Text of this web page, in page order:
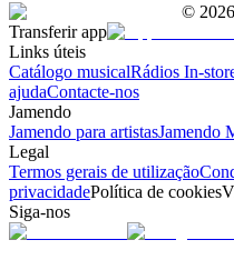
© 2026
Transferir app
Links úteis
Catálogo musicalRádios In-
ajudaContacte-nos
Jamendo
Jamendo para artistasJamendo
Legal
Termos gerais de utilização
privacidadePolítica de cookies
Siga-nos